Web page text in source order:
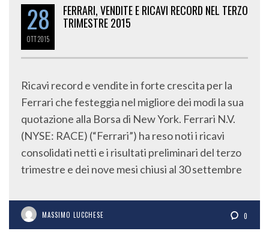
28
OTT2015
FERRARI, VENDITE E RICAVI RECORD NEL TERZO
TRIMESTRE 2015
Ricavi record e vendite in forte crescita per la
Ferrari che festeggia nel migliore dei modi la sua
quotazione alla Borsa di New York. Ferrari N.V.
(NYSE: RACE) (“Ferrari”) ha reso noti i ricavi
consolidati netti e i risultati preliminari del terzo
trimestre e dei nove mesi chiusi al 30 settembre
MASSIMO LUCCHESE 0